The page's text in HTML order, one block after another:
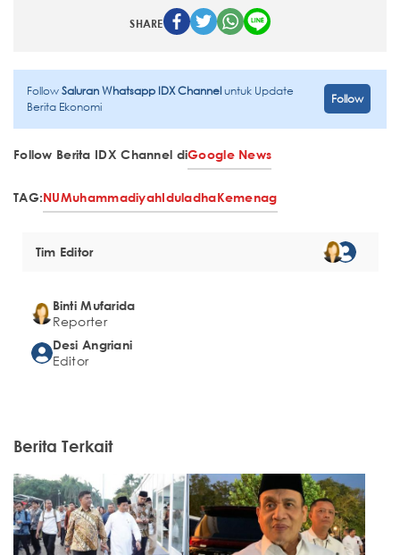
SHARE
FollowSaluran Whatsapp IDX Channeluntuk Update
Berita Ekonomi
Follow
Follow Berita IDX Channel diGoogle News
TAG:NUMuhammadiyahIduladhaKemenag
Tim Editor
Binti Mufarida
Reporter
Desi Angriani
Editor
Berita Terkait